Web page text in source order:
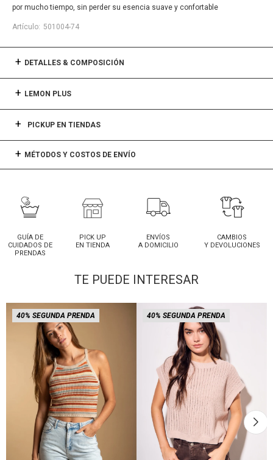
por mucho tiempo, sin perder su esencia suave y confortable
501004-74
DETALLES & COMPOSICIÓN
LEMON PLUS
PICKUP EN TIENDAS
MÉTODOS Y COSTOS DE ENVÍO
GUÍA DE
CUIDADOS DE
PRENDAS
PICK UP
EN TIENDA
ENVÍOS
A DOMICILIO
CAMBIOS
Y DEVOLUCIONES
TE PUEDE INTERESAR
40% SEGUNDA PRENDA 40% SEGUNDA PRENDA